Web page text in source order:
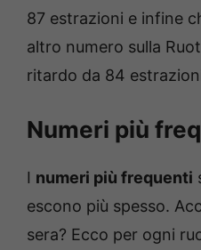
87 estrazioni e infine
altro numero sulla
ritardo da 84
Numeri più
I numeri più frequenti
escono più spesso.
sera? Ecco per ogni